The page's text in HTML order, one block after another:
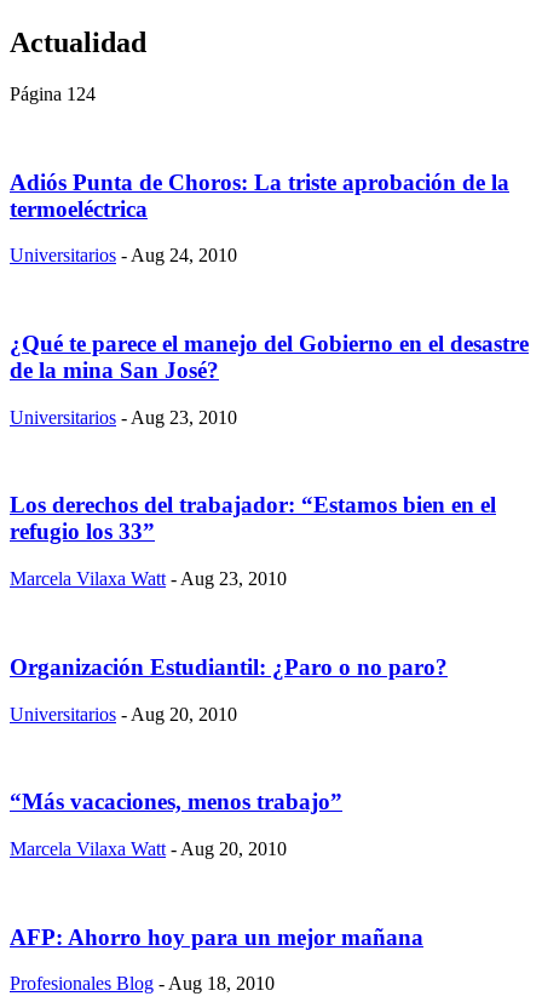
Actualidad
Página 124
Adiós Punta de Choros: La triste aprobación de la
termoeléctrica
Universitarios - Aug 24, 2010
¿Qué te parece el manejo del Gobierno en el desastre
de la mina San José?
Universitarios - Aug 23, 2010
Los derechos del trabajador: “Estamos bien en el
refugio los 33”
Marcela Vilaxa Watt - Aug 23, 2010
Organización Estudiantil: ¿Paro o no paro?
Universitarios - Aug 20, 2010
“Más vacaciones, menos trabajo”
Marcela Vilaxa Watt - Aug 20, 2010
AFP: Ahorro hoy para un mejor mañana
Profesionales Blog - Aug 18, 2010